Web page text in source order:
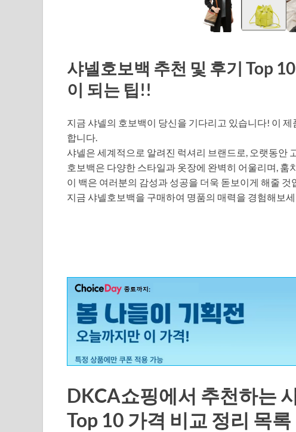
샤넬호보백 추천 및 후기 Top
이 되는 팁!!
지금 샤넬의 호보백이 당신을 기다리고 있습니다! 이
합니다.
샤넬은 세계적으로 알려진 럭셔리 브랜드로, 오랫동안
호보백은 다양한 스타일과 옷장에 완벽히 어울리며, 훔
이 백은 여러분의 감성과 성공을 더욱 돋보이게 해줄 것
지금 샤넬호보백을 구매하여 명품의 매력을 경험해보세
DKCA쇼핑에서 추천하는
Top 10 가격 비교 정리 목록